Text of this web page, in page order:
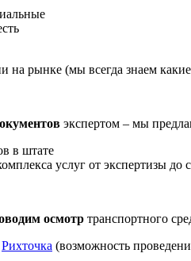
на рынке (мы всегда знаем
экспертом – мы
в штате
услуг от экспертизы до
осмотр транспортного
Рихточка (возможность